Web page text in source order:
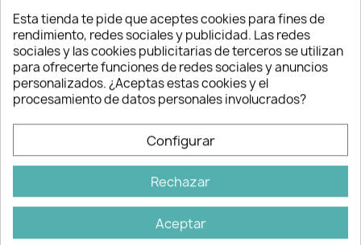
¡Inspírate y eleva tu manejo del ganchillo
al siguiente nivel!
Todos los puntos de ganchillo 2es un
libro sobre la técnica más popular y
querida en estos momentos. Se trata de
una guía para moverse por el mundo del
ganchillo, destinado a expertas y nuevas
aficionadas que quieren aprender y
descubrir nuevos puntos. Ofrecen un
gran abanico de motivos explicados con
todo detalle, punto por punto. Además,
en este libro se añade una nueva
Esta tienda te pide que aceptes cookies para fines de
rendimiento, redes sociales y publicidad. Las redes
sociales y las cookies publicitarias de terceros se utilizan
para ofrecerte funciones de redes sociales y anuncios
personalizados. ¿Aceptas estas cookies y el
procesamiento de datos personales involucrados?
Configurar
Rechazar
Aceptar